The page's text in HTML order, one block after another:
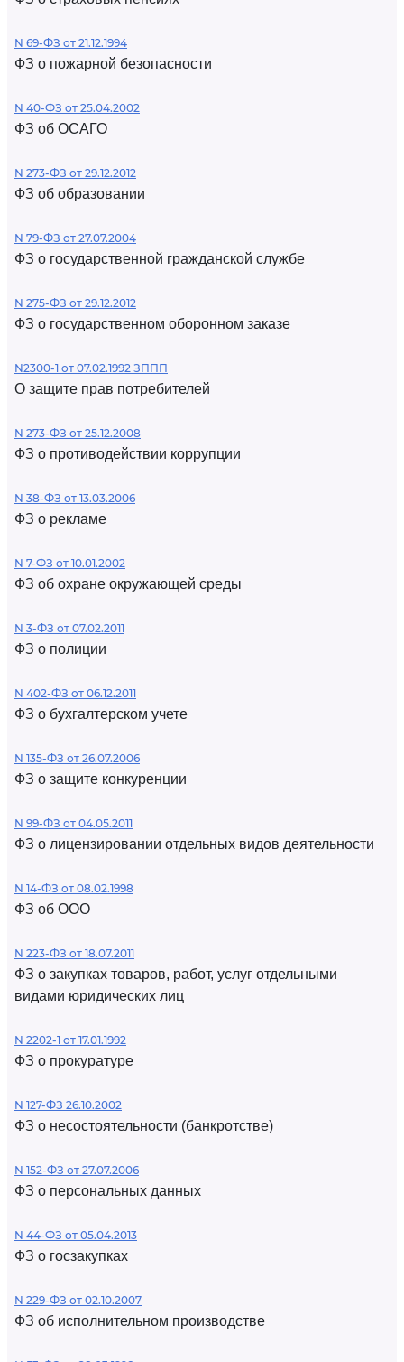
N 69-ФЗ от 21.12.1994
ФЗ о пожарной безопасности
N 40-ФЗ от 25.04.2002
ФЗ об ОСАГО
N 273-ФЗ от 29.12.2012
ФЗ об образовании
N 79-ФЗ от 27.07.2004
ФЗ о государственной гражданской службе
N 275-ФЗ от 29.12.2012
ФЗ о государственном оборонном заказе
N2300-1 от 07.02.1992 ЗППП
О защите прав потребителей
N 273-ФЗ от 25.12.2008
ФЗ о противодействии коррупции
N 38-ФЗ от 13.03.2006
ФЗ о рекламе
N 7-ФЗ от 10.01.2002
ФЗ об охране окружающей среды
N 3-ФЗ от 07.02.2011
ФЗ о полиции
N 402-ФЗ от 06.12.2011
ФЗ о бухгалтерском учете
N 135-ФЗ от 26.07.2006
ФЗ о защите конкуренции
N 99-ФЗ от 04.05.2011
ФЗ о лицензировании отдельных видов деятельности
N 14-ФЗ от 08.02.1998
ФЗ об ООО
N 223-ФЗ от 18.07.2011
ФЗ о закупках товаров, работ, услуг отдельными
видами юридических лиц
N 2202-1 от 17.01.1992
ФЗ о прокуратуре
N 127-ФЗ 26.10.2002
ФЗ о несостоятельности (банкротстве)
N 152-ФЗ от 27.07.2006
ФЗ о персональных данных
N 44-ФЗ от 05.04.2013
ФЗ о госзакупках
N 229-ФЗ от 02.10.2007
ФЗ об исполнительном производстве